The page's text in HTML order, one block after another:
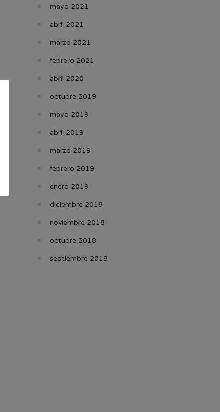
mayo 2021
abril 2021
marzo 2021
febrero 2021
abril 2020
octubre 2019
mayo 2019
abril 2019
marzo 2019
febrero 2019
enero 2019
diciembre 2018
noviembre 2018
octubre 2018
septiembre 2018